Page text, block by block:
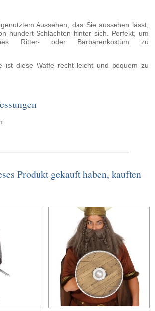
Aussehen, das Sie aussehen lässt,
hundert Schlachten hinter sich. Perfekt, um
Ritter- oder Barbarenkostüm zu
ist diese Waffe recht leicht und bequem zu
Produkt gekauft haben, kauften